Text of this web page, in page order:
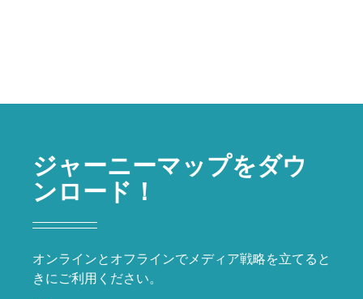
ジャーニーマップをダウ
ンロード！
オンラインとオフラインでメディア戦略を立てると
きにご利用ください。